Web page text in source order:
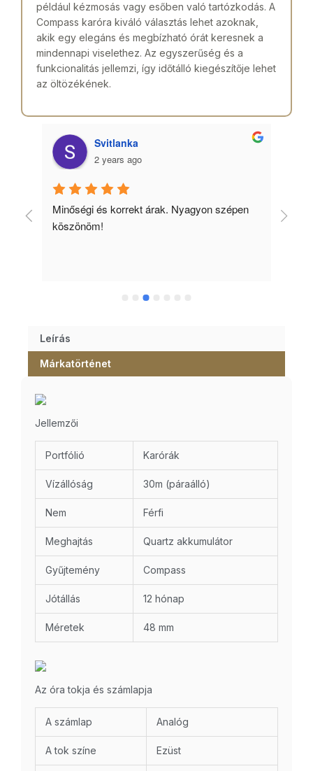
például kézmosás vagy esőben való tartózkodás. A
Compass karóra kiváló választás lehet azoknak,
akik egy elegáns és megbízható órát keresnek a
mindennapi viselethez. Az egyszerűség és a
funkcionalitás jellemzi, így időtálló kiegészítője lehet
az öltözékének.
Svitlanka
2 years ago
Minőségi és korrekt árak. Nyagyon szépen
köszönöm!
Leírás
Márkatörténet
Jellemzői
Portfólió Karórák
Vízállóság 30m (páraálló)
Nem Férfi
Meghajtás Quartz akkumulátor
Gyűjtemény Compass
Jótállás 12 hónap
Méretek 48 mm
Az óra tokja és számlapja
A számlap Analóg
A tok színe Ezüst